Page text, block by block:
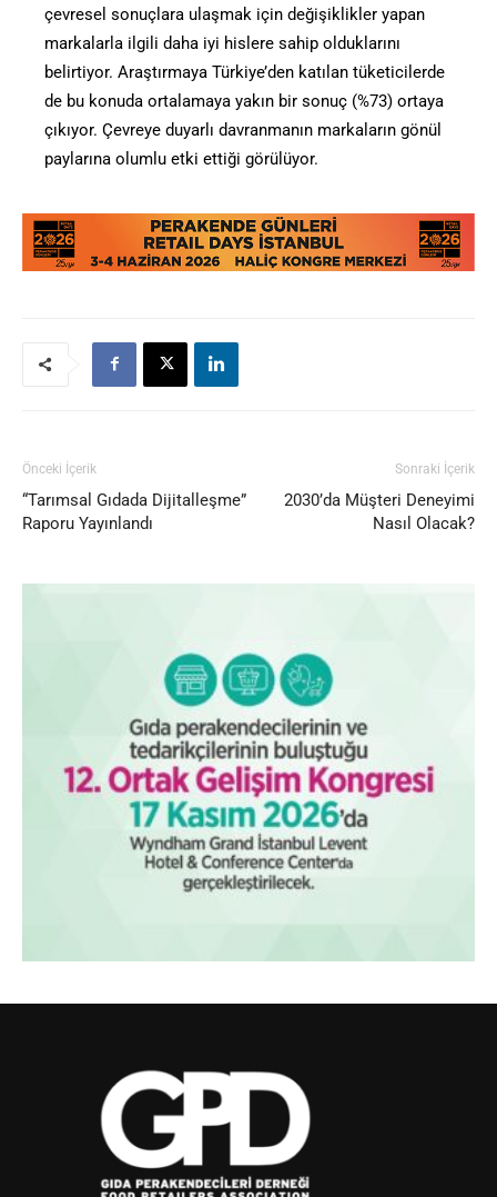
çevresel sonuçlara ulaşmak için değişiklikler yapan
markalarla ilgili daha iyi hislere sahip olduklarını
belirtiyor. Araştırmaya Türkiye’den katılan tüketicilerde
de bu konuda ortalamaya yakın bir sonuç (%73) ortaya
çıkıyor. Çevreye duyarlı davranmanın markaların gönül
paylarına olumlu etki ettiği görülüyor.
Önceki İçerik
“Tarımsal Gıdada Dijitalleşme”
Raporu Yayınlandı
Sonraki İçerik
2030’da Müşteri Deneyimi
Nasıl Olacak?